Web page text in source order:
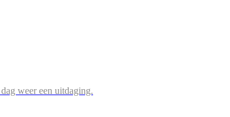
weer een uitdaging.